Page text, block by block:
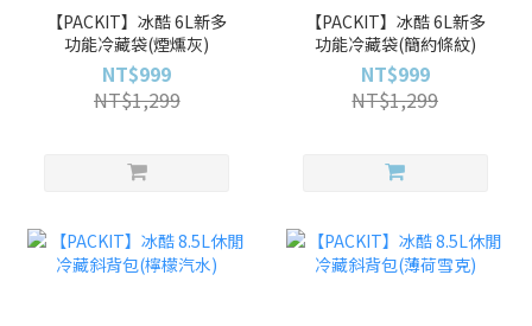
【PACKIT】冰酷 6L新多
功能冷藏袋(煙燻灰)
NT$999
NT$1,299
【PACKIT】冰酷 6L新多
功能冷藏袋(簡約條紋)
NT$999
NT$1,299